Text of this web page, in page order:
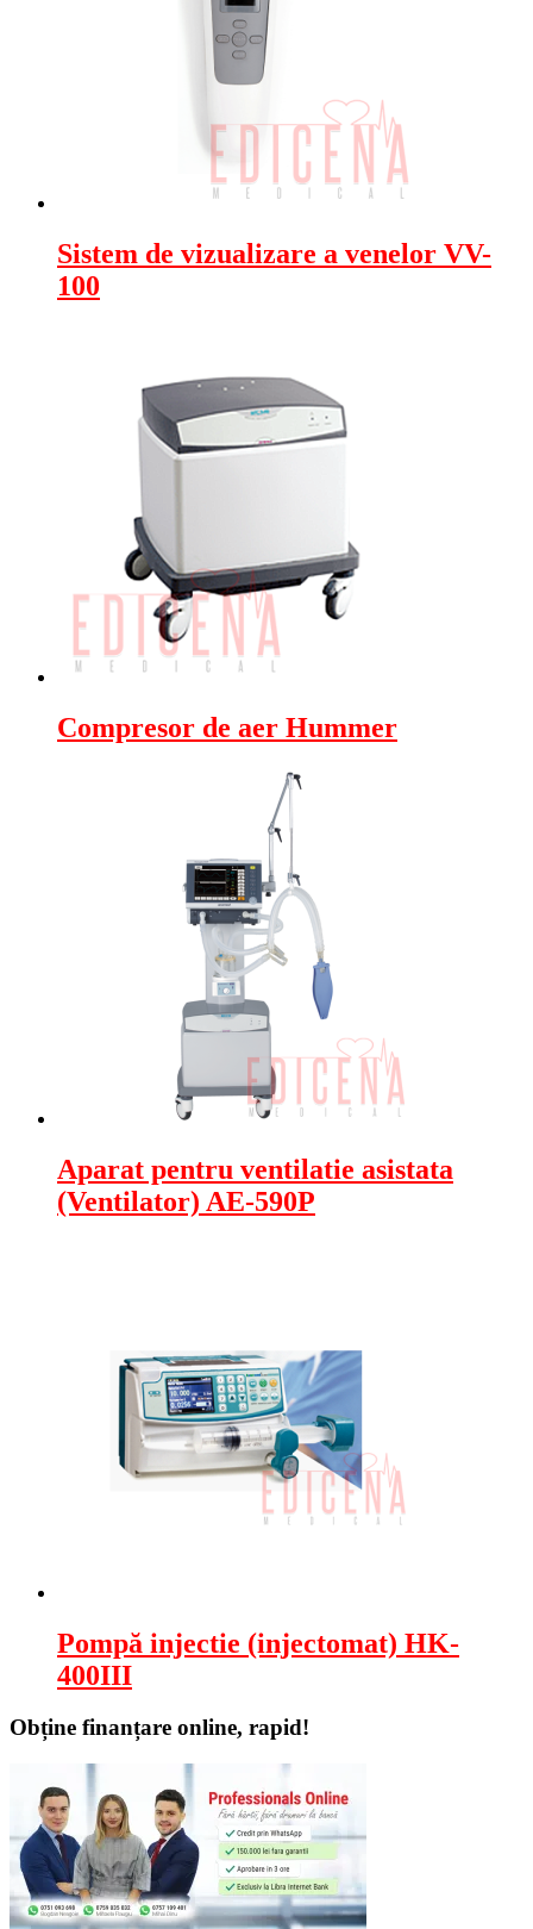
Sistem de vizualizare a venelor VV-
100
Compresor de aer Hummer
Aparat pentru ventilatie asistata
(Ventilator) AE-590P
Pompă injectie (injectomat) HK-
400III
Obține finanțare online, rapid!